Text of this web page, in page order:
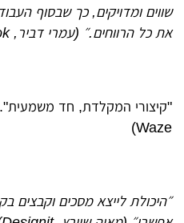
שווים ומדויקים, כך שבסוף
את כל הרווחים.״ (עמרי דביר, Facebook)
Waze)
״היכולת לייצא מסכים וקבצים